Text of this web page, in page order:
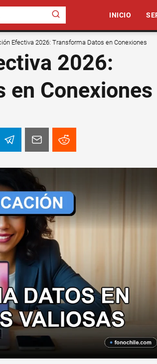
INICIO
Efectiva 2026: Transforma Datos en Conexiones
2026:
en Conexiones